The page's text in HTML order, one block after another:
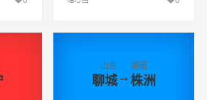
查看详细
山东
聊城→
湖南
株洲